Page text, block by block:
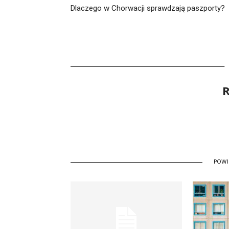
Dlaczego w Chorwacji sprawdzają paszporty?